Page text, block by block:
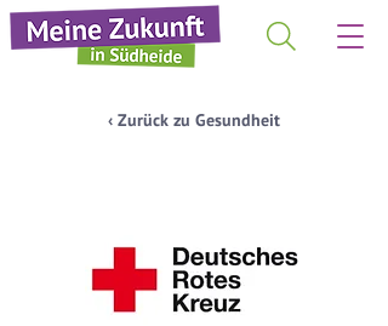
‹ Zurück zu Gesundheit